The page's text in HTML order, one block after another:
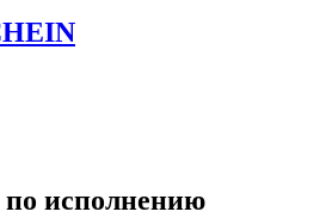
исполнению